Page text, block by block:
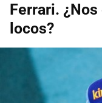
Ferrari.
locos?